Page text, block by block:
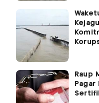
Raup
Pagar